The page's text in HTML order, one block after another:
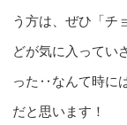
う方は、ぜひ「チ
どが気に入ってい
った‥なんて時に
だと思います！